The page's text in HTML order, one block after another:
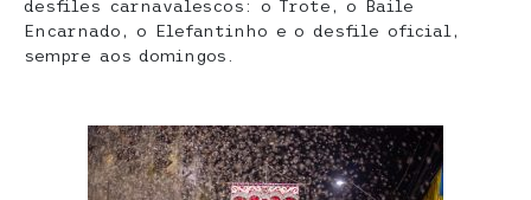
desfiles carnavalescos: o Trote, o Baile
Encarnado, o Elefantinho e o desfile oficial,
sempre aos domingos.